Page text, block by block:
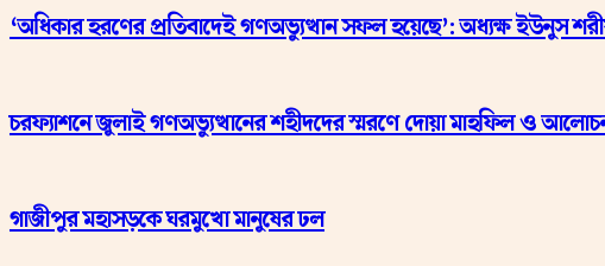
‘অধিকার হরণের প্রতিবাদেই গণঅভ্যুত্থান সফল হয়েছে’: অধ্যক্ষ ইউনুস
চরফ্যাশনে জুলাই গণঅভ্যুত্থানের শহীদদের স্মরণে দোয়া মাহফিল ও
গাজীপুর মহাসড়কে ঘরমুখো মানুষের ঢল